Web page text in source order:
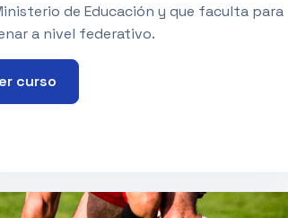
de Educación y que faculta para
a nivel federativo.
curso